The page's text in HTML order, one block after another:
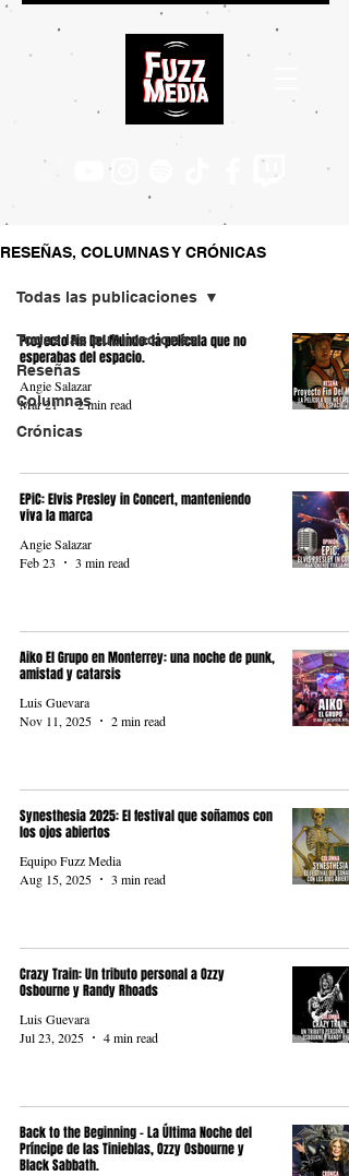
RESEÑAS, COLUMNAS Y CRÓNICAS
Todas las publicaciones
Reseñas
Columnas
Crónicas
Todas las publicaciones
Proyecto Fin Del Mundo: la película que no
esperabas del espacio.
Angie Salazar
Mar 21
2 min read
EPiC: Elvis Presley in Concert, manteniendo
viva la marca
Angie Salazar
Feb 23
3 min read
Aiko El Grupo en Monterrey: una noche de punk,
amistad y catarsis
Luis Guevara
Nov 11, 2025
2 min read
Synesthesia 2025: El festival que soñamos con
los ojos abiertos
Equipo Fuzz Media
Aug 15, 2025
3 min read
Crazy Train: Un tributo personal a Ozzy
Osbourne y Randy Rhoads
Luis Guevara
Jul 23, 2025
4 min read
Back to the Beginning – La Última Noche del
Príncipe de las Tinieblas, Ozzy Osbourne y
Black Sabbath.